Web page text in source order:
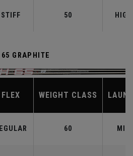
STIFF 50 HIGH
GRAPHITE
FLEX WEIGHT CLASS
60 MID